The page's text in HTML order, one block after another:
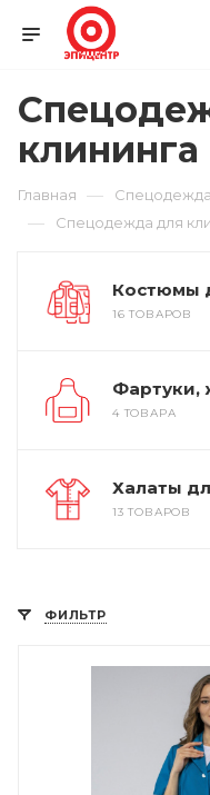
клининга
Главная — Спецодежда
— Спецодежда для
Костюмы
16 ТОВАРОВ
Фартуки,
4 ТОВАРА
Халаты
13 ТОВАРОВ
ФИЛЬТР